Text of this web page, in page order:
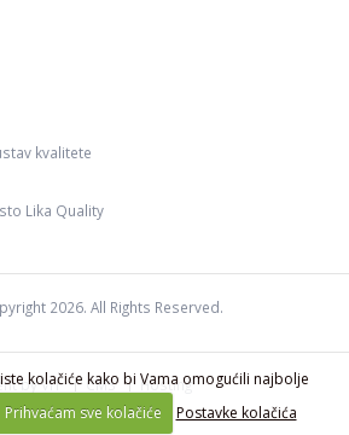
kvalitete
Lika Quality
2026. All Rights Reserved.
by VIT CMS Hosting
kolačiće kako bi Vama omogućili najbolje
Prihvaćam sve kolačiće Postavke kolačića